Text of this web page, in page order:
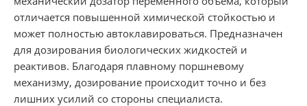
отличается повышенной химической стойкостью и
может полностью автоклавироваться. Предназначен
для дозирования биологических жидкостей и
реактивов. Благодаря плавному поршневому
механизму, дозирование происходит точно и без
лишних усилий со стороны специалиста.